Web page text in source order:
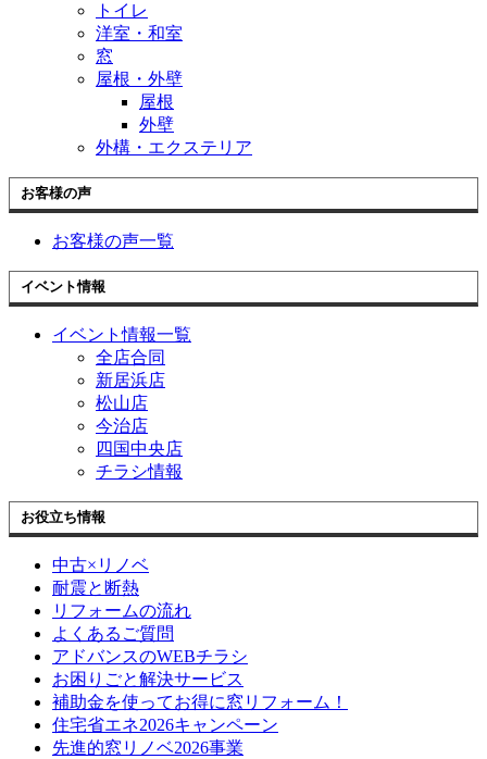
トイレ
洋室・和室
窓
屋根・外壁
屋根
外壁
外構・エクステリア
お客様の声
お客様の声一覧
イベント情報
イベント情報一覧
全店合同
新居浜店
松山店
今治店
四国中央店
チラシ情報
お役立ち情報
中古×リノベ
耐震と断熱
リフォームの流れ
よくあるご質問
アドバンスのWEBチラシ
お困りごと解決サービス
補助金を使ってお得に窓リフォーム！
住宅省エネ2026キャンペーン
先進的窓リノベ2026事業